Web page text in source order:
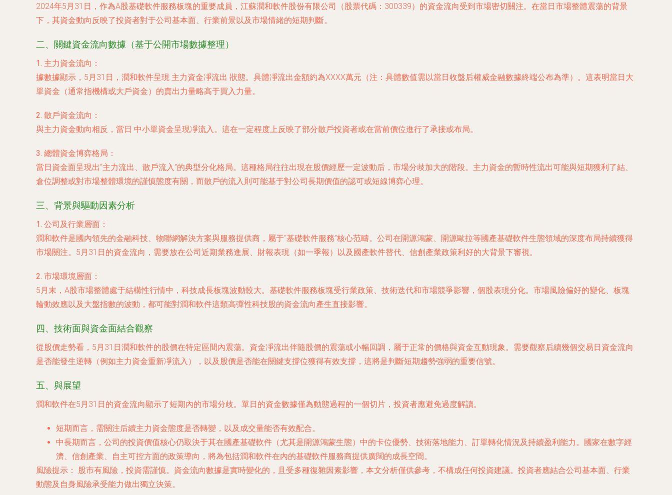
2024年5月31日，作為A股基礎軟件服務板塊的重要成員，江蘇潤和軟件股份有限公司（股票代碼：300339）的資金流向受到市場密切關注。在當日市場整體震蕩的背景
下，其資金動向反映了投資者對于公司基本面、行業前景以及市場情緒的短期判斷。
二、關鍵資金流向數據（基于公開市場數據整理）
1. 主力資金流向：
據數據顯示，5月31日，潤和軟件呈現 主力資金凈流出 狀態。具體凈流出金額約為XXXX萬元（注：具體數值需以當日收盤后權威金融數據終端公布為準）。這表明當日大
單資金（通常指機構或大戶資金）的賣出力量略高于買入力量。
2. 散戶資金流向：
與主力資金動向相反，當日 中小單資金呈現凈流入。這在一定程度上反映了部分散戶投資者或在當前價位進行了承接或布局。
3. 總體資金博弈格局：
當日資金面呈現出“主力流出、散戶流入”的典型分化格局。這種格局往往出現在股價經歷一定波動后，市場分歧加大的階段。主力資金的暫時性流出可能與短期獲利了結、
倉位調整或對市場整體環境的謹慎態度有關，而散戶的流入則可能基于對公司長期價值的認可或短線博弈心理。
三、背景與驅動因素分析
1. 公司及行業層面：
潤和軟件是國內領先的金融科技、物聯網解決方案與服務提供商，屬于“基礎軟件服務”核心范疇。公司在開源鴻蒙、開源歐拉等國產基礎軟件生態領域的深度布局持續獲得
市場關注。5月31日的資金流向，需要放在公司近期業務進展、財報表現（如一季報）以及國產軟件替代、信創產業政策利好的大背景下審視。
2. 市場環境層面：
5月末，A股市場整體處于結構性行情中，科技成長板塊波動較大。基礎軟件服務板塊受行業政策、技術迭代和市場競爭影響，個股表現分化。市場風險偏好的變化、板塊
輪動效應以及大盤指數的波動，都可能對潤和軟件這類高彈性科技股的資金流向產生直接影響。
四、技術面與資金面結合觀察
從股價走勢看，5月31日潤和軟件的股價在特定區間內震蕩。資金凈流出伴隨股價的震蕩或小幅回調，屬于正常的價格與資金互動現象。需要觀察后續幾個交易日資金流向
是否能發生逆轉（例如主力資金重新凈流入），以及股價是否能在關鍵支撐位獲得有效支撐，這將是判斷短期趨勢強弱的重要信號。
五、與展望
潤和軟件在5月31日的資金流向顯示了短期內的市場分歧。單日的資金數據僅為動態過程的一個切片，投資者應避免過度解讀。
短期而言 ，需關注后續主力資金態度是否轉變，以及成交量能否有效配合。
中長期而言 ，公司的投資價值核心仍取決于其在國產基礎軟件（尤其是開源鴻蒙生態）中的卡位優勢、技術落地能力、訂單轉化情況及持續盈利能力。國家在數字經
濟、信創產業、自主可控方面的政策導向，將為包括潤和軟件在內的基礎軟件服務商提供廣闊的成長空間。
風險提示：
股市有風險，投資需謹慎。資金流向數據是實時變化的，且受多種復雜因素影響，本文分析僅供參考，不構成任何投資建議。投資者應結合公司基本面、行業
動態及自身風險承受能力做出獨立決策。